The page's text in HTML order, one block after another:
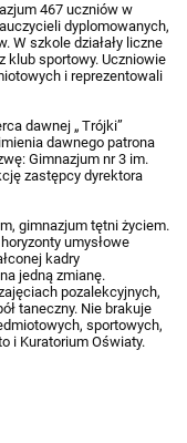
467 uczniów w
dyplomowanych,
W szkole działały liczne
klub sportowy. Uczniowie
i reprezentowali
dawnej „ Trójki”
dawnego patrona
Gimnazjum nr 3 im.
zastępcy dyrektora
gimnazjum tętni życiem.
umysłowe
kadry
jedną zmianę.
pozalekcyjnych,
taneczny. Nie brakuje
sportowych,
i Kuratorium Oświaty.